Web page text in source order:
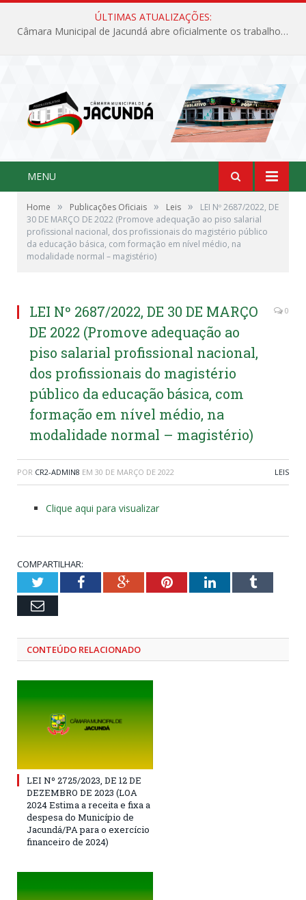
ÚLTIMAS ATUALIZAÇÕES:
Câmara Municipal de Jacundá abre oficialmente os trabalhos legislativos de 2026
MENU
Home » Publicações Oficiais » Leis »
LEI Nº 2687/2022, DE
30 DE MARÇO DE 2022 (Promove adequação ao piso salarial
profissional nacional, dos profissionais do magistério público
da educação básica, com formação em nível médio, na
modalidade normal – magistério)
LEI Nº 2687/2022, DE 30 DE MARÇO
DE 2022 (Promove adequação ao
piso salarial profissional nacional,
dos profissionais do magistério
público da educação básica, com
formação em nível médio, na
modalidade normal – magistério)
0
POR CR2-ADMIN8 EM 30 DE MARÇO DE 2022 LEIS
Clique aqui para visualizar
COMPARTILHAR:
TwitterFacebookGoogle+PinterestLinkedInTumblr
Email
CONTEÚDO RELACIONADO
LEI Nº 2725/2023, DE 12 DE
DEZEMBRO DE 2023 (LOA
2024 Estima a receita e fixa a
despesa do Município de
Jacundá/PA para o exercício
financeiro de 2024)